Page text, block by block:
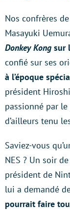
Nos confrères de
Masayuki
Donkey Kong sur
confié sur ses
à l’époque
président
passionné par
d’ailleurs tenu
Saviez-vous
NES ? Un soir
président de
lui a demandé
pourrait faire